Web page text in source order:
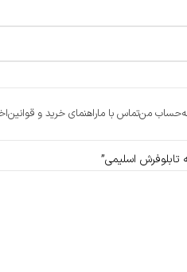
حساب منتماس با ماراهنمای خرید و قوانین
اسلیمی”